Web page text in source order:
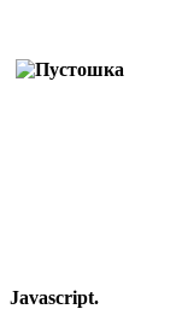
Javascript.